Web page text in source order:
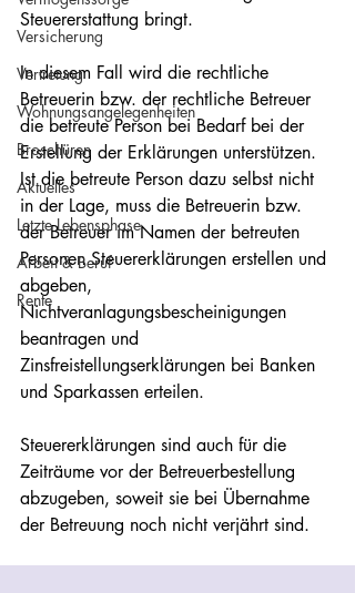
Versicherung
Vertretung
Wohnungsangelegenheiten
Broschüren
Aktuelles
Letzte Lebensphase
Arbeit & Beruf
Rente
Steuererstattung bringt.
In diesem Fall wird die rechtliche
Betreuerin bzw. der rechtliche Betreuer
die betreute Person bei Bedarf bei der
Erstellung der Erklärungen unterstützen.
Ist die betreute Person dazu selbst nicht
in der Lage, muss die Betreuerin bzw.
der Betreuer im Namen der betreuten
Personen Steuererklärungen erstellen und
abgeben,
Nichtveranlagungsbescheinigungen
beantragen und
Zinsfreistellungserklärungen bei Banken
und Sparkassen erteilen.
Steuererklärungen sind auch für die
Zeiträume vor der Betreuerbestellung
abzugeben, soweit sie bei Übernahme
der Betreuung noch nicht verjährt sind.